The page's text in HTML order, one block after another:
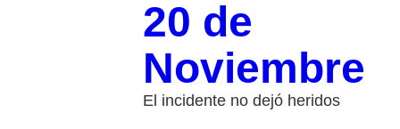
20 de
Noviembre
El incidente no dejó heridos